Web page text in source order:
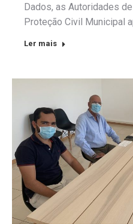
Dados, as Autoridades
Proteção Civil Municipal
Ler mais